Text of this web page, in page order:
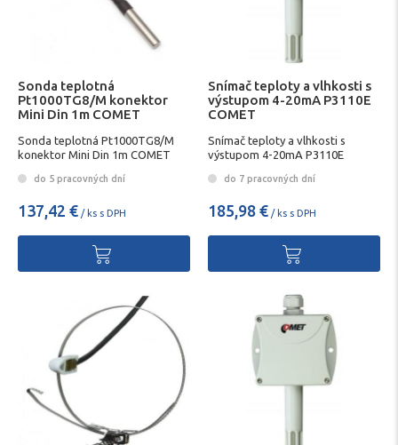
Sonda teplotná
Pt1000TG8/M konektor
Mini Din 1m COMET
Sonda teplotná Pt1000TG8/M
konektor Mini Din 1m COMET
do 5 pracovných dní
137,42 € / ks s DPH
Snímač teploty a vlhkosti s
výstupom 4-20mA P3110E
COMET
Snímač teploty a vlhkosti s
výstupom 4-20mA P3110E
do 7 pracovných dní
185,98 € / ks s DPH